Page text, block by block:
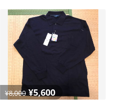
¥8,000 ¥5,600